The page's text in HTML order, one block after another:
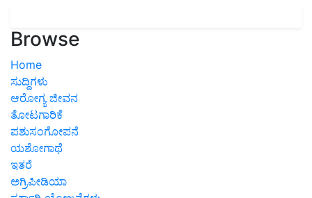
Browse
Home
ಸುದ್ದಿಗಳು
ಆರೋಗ್ಯ ಜೀವನ
ತೋಟಗಾರಿಕೆ
ಪಶುಸಂಗೋಪನೆ
ಯಶೋಗಾಥೆ
ಇತರೆ
ಅಗ್ರಿಪೀಡಿಯಾ